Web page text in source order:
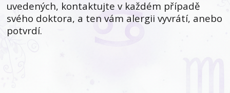
uvedených, kontaktujte v každém případě
svého doktora, a ten vám alergii vyvrátí, anebo
potvrdí.